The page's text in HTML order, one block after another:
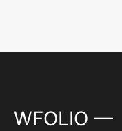
WFOLIO —